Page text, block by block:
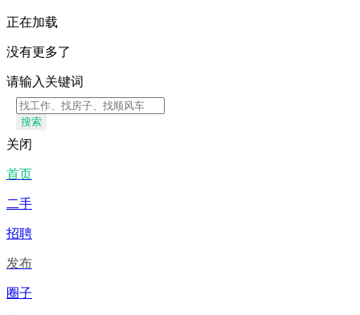
正在加载
没有更多了
请输入关键词
搜索
关闭
首页
二手
招聘
发布
圈子